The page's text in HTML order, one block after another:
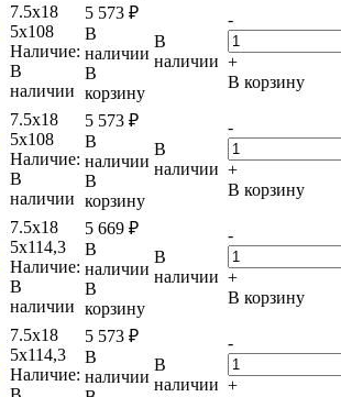
7.5x18
5x108
Наличие:
В
наличии
5 573 ₽
В
наличии
В
корзину
В
наличии
-
+
В корзину
7.5x18
5x108
Наличие:
В
наличии
5 573 ₽
В
наличии
В
корзину
В
наличии
-
+
В корзину
7.5x18
5x114,3
Наличие:
В
наличии
5 669 ₽
В
наличии
В
корзину
В
наличии
-
+
В корзину
7.5x18
5x114,3
Наличие:
5 573 ₽
В
наличии
В
наличии
-
+